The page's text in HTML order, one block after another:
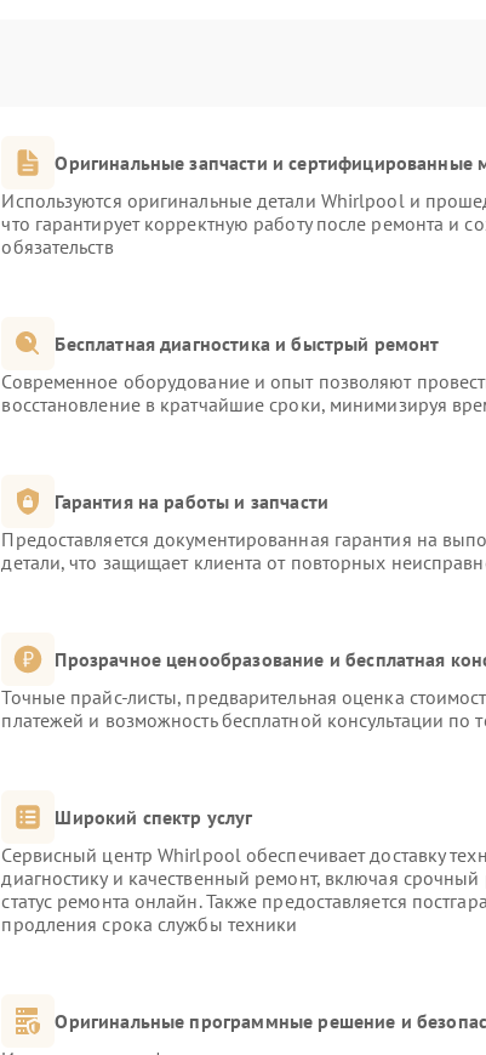
Оригинальные запчасти и сертифицированные
Используются оригинальные детали Whirlpool и
что гарантирует корректную работу после ремонта и
обязательств
Бесплатная диагностика и быстрый ремонт
Современное оборудование и опыт позволяют
восстановление в кратчайшие сроки, минимизируя
Гарантия на работы и запчасти
Предоставляется документированная гарантия на
детали, что защищает клиента от повторных
Прозрачное ценообразование и бесплатная
Точные прайс-листы, предварительная оценка
платежей и возможность бесплатной консультации по
Широкий спектр услуг
Сервисный центр Whirlpool обеспечивает доставку
диагностику и качественный ремонт, включая срочный
статус ремонта онлайн. Также предоставляется
продления срока службы техники
Оригинальные программные решение и